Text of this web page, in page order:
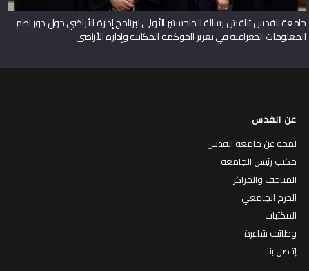
جامعة القدس تناقش رسالة الماجستير الأولى لبرنامج إدارة الأراضي حول دور نظم
المعلومات الجغرافية في تعزيز الحوكمة المكانية وإدارة الأراضي
عن القدس
لمحة عن جامعة القدس
مكتب رئيس الجامعة
المتاحف والمراكز
الحرم الجامعي
المكتبات
وظائف شاغرة
إتـصل بنا